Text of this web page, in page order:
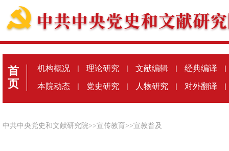
首
页
机构概况 | 理论研究 | 文献编辑 | 经典编译 |
本院动态 | 党史研究 | 人物研究 | 对外翻译 |
中共中央党史和文献研究院>>宣传教育 >>宣教普及